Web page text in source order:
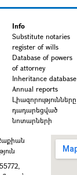
Info
Substitute notaries
register of wills
Database of powers
of attorney
Inheritance database
Annual reports
Լիազորությունները
դադարեցված
նոտարների